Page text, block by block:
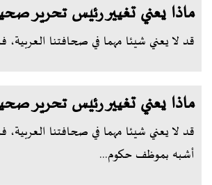
ماذا يعني تغيير رئيس تحرير
قد لا يعني شيئا مهما في صحافتنا العربية،
ماذا يعني تغيير رئيس تحرير
قد لا يعني شيئا مهما في صحافتنا العربية،
أشبه بموظف حكوم...